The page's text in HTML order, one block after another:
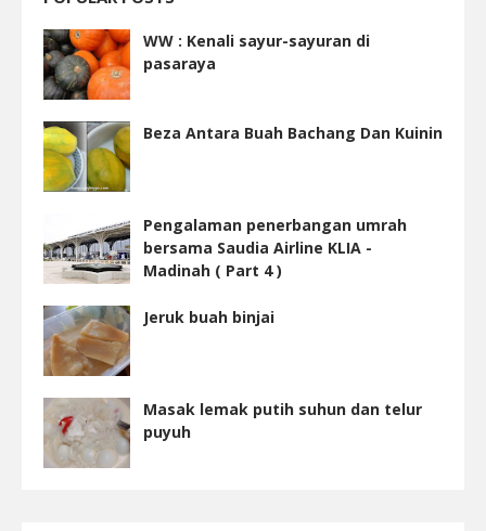
WW : Kenali sayur-sayuran di
pasaraya
Beza Antara Buah Bachang Dan Kuinin
Pengalaman penerbangan umrah
bersama Saudia Airline KLIA -
Madinah ( Part 4 )
Jeruk buah binjai
Masak lemak putih suhun dan telur
puyuh